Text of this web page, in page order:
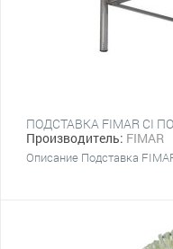
ПОДСТАВКА FIMAR CI
Производитель: FIMAR
Описание Подставка